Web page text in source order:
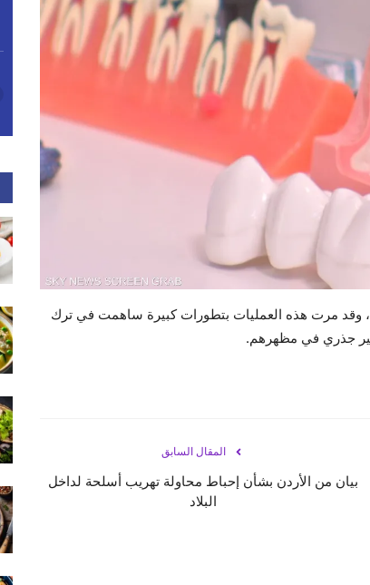
وقد مرت هذه العمليات بتطورات كبيرة ساهمت في ترك
جذري في مظهرهم.
المقال السابق
بيان من الأردن بشأن إحباط محاولة تهريب أسلحة لداخل
البلاد